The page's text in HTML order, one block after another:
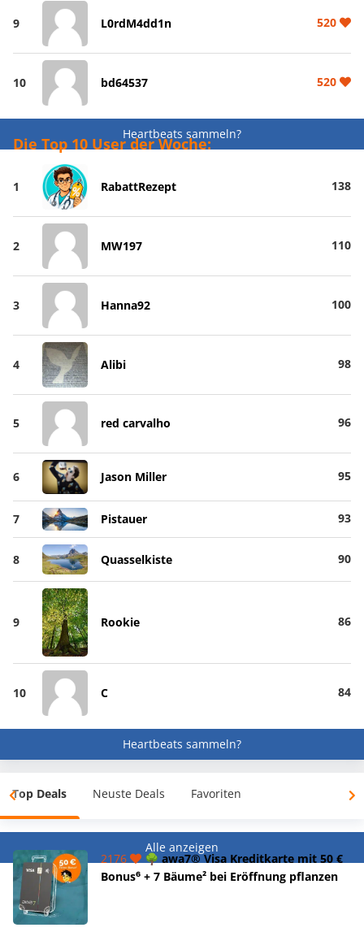
9 L0rdM4dd1n 520
10 bd64537 520
Heartbeats sammeln?
Die Top 10 User der Woche:
1 RabattRezept 138
2 MW197 110
3 Hanna92 100
4 Alibi 98
5 red carvalho 96
6 Jason Miller 95
7 Pistauer 93
8 Quasselkiste 90
9 Rookie 86
10 C 84
Heartbeats sammeln?
Top Deals Neuste Deals Favoriten
Alle anzeigen
2176
🌳 awa7® Visa Kreditkarte mit 50 €
Bonus⁶ + 7 Bäume² bei Eröffnung pflanzen